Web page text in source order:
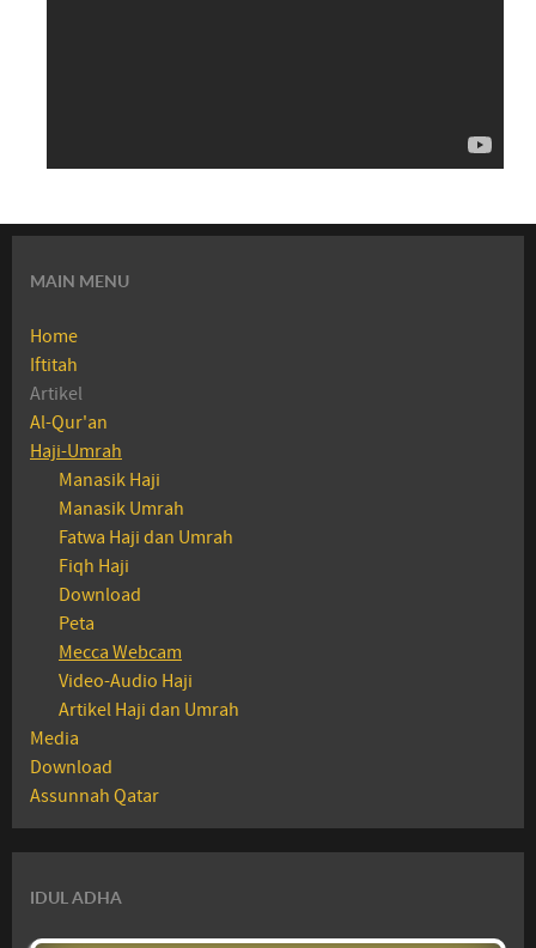
MAIN MENU
Home
Iftitah
Artikel
Al-Qur'an
Haji-Umrah
Manasik Haji
Manasik Umrah
Fatwa Haji dan Umrah
Fiqh Haji
Download
Peta
Mecca Webcam
Video-Audio Haji
Artikel Haji dan Umrah
Media
Download
Assunnah Qatar
IDUL ADHA